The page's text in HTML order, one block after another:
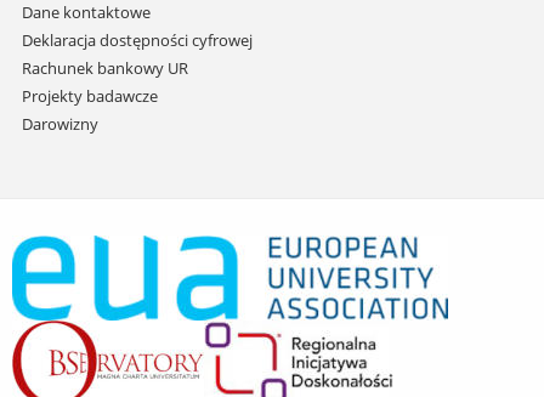
Dane kontaktowe
Deklaracja dostępności cyfrowej
Rachunek bankowy UR
Projekty badawcze
Darowizny